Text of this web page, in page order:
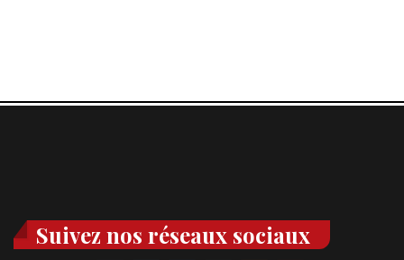
Suivez nos réseaux sociaux